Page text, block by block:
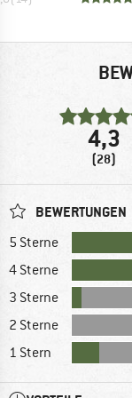
4,3
(28)
BEWERTUNGEN
5 Sterne
4 Sterne
3 Sterne
2 Sterne
1 Stern